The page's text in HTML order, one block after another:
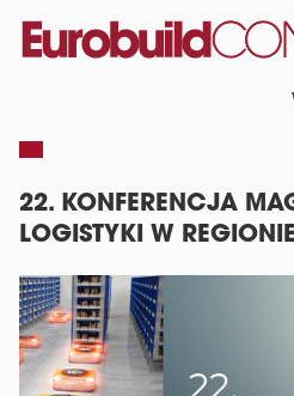
22. KONFERENCJA
LOGISTYKI W